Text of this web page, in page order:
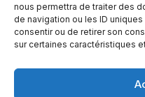
nous permettra de traiter des
de navigation ou les ID
consentir ou de retirer son
sur certaines caractéristiques
YubiGeek est un média
technologies, à la culture
du web, du gaming et de